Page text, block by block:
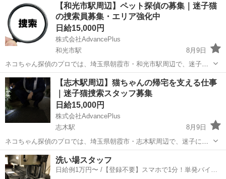
【和光市駅周辺】ペット探偵の募集｜迷子猫
の捜索員募集・エリア強化中
日給15,000円
株式会社AdvancePlus
和光市駅
8月9日
ネコちゃん探偵のプロでは、埼玉県朝霞市・和光市駅周辺で、迷子に
なってしまった猫ちゃんを捜索する「捜索員」を募集しています。 現
在、朝霞市周辺で迷子猫のご相談が増えており、継続して動ける方を
探しています。 猫ちゃん...
埼玉 朝霞市 和光市駅 その他
【志木駅周辺】猫ちゃんの帰宅を支える仕事
｜迷子猫捜索スタッフ募集
日給15,000円
株式会社AdvancePlus
志木駅
8月9日
ネコちゃん探偵のプロでは、埼玉県朝霞市・志木駅周辺で、迷子にな
ってしまった猫ちゃんを捜索する「捜索員」を募集しています。 現
在、朝霞市周辺で迷子猫のご相談が増えており、継続して動ける方を
探しています。 猫ちゃんが...
埼玉 朝霞市 志木駅
洗い場スタッフ
日給例1万円〜 /【登録不要】スマホで1分！単発バイト